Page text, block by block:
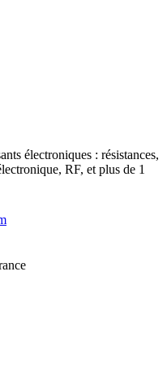
électroniques : résistances,
RF, et plus de 1